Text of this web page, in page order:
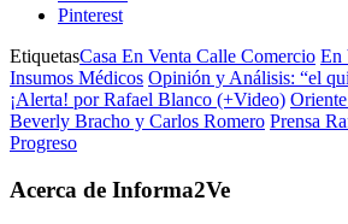
Pinterest
EtiquetasCasa En Venta Calle Comercio En
Insumos Médicos Opinión y Análisis: “el
¡Alerta! por Rafael Blanco (+Video)
Beverly Bracho y Carlos Romero Prensa
Progreso
Acerca de Informa2Ve